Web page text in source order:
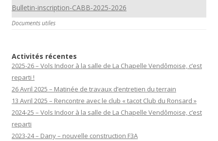
Bulletin-inscription-CABB-2025-2026
Documents utiles
Activités récentes
2025-26 – Vols Indoor à la salle de La Chapelle Vendômoise, c’est
reparti !
26 Avril 2025 – Matinée de travaux d’entretien du terrain
13 Avril 2025 – Rencontre avec le club « tacot Club du Ronsard »
2024-25 – Vols Indoor à la salle de La Chapelle Vendômoise, c’est
reparti
2023-24 – Dany – nouvelle construction F3A